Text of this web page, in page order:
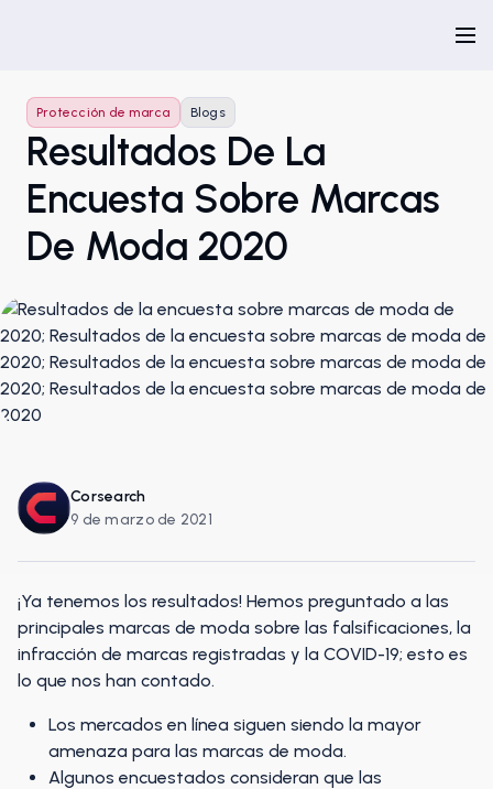
Protección de marca Blogs
Resultados De La
Encuesta Sobre Marcas
De Moda 2020
Corsearch
9 de marzo de 2021
¡Ya tenemos los resultados! Hemos preguntado a las
principales marcas de moda sobre las falsificaciones, la
infracción de marcas registradas y la COVID-19; esto es
lo que nos han contado.
Los mercados en línea siguen siendo la mayor
amenaza para las marcas de moda.
Algunos encuestados consideran que las